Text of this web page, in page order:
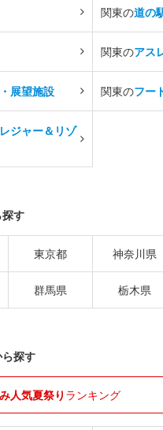
関東の道の
関東のアス
展望施設 関東のフー
ジャー＆リゾ
す
東京都 神奈川県
群馬県 栃木県
探す
人気夏祭り ランキング